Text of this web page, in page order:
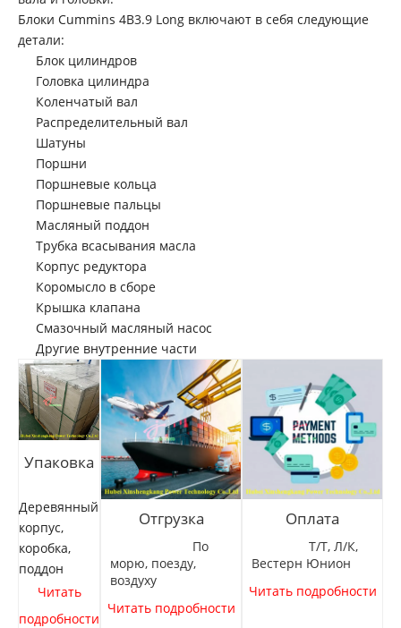
Блоки Cummins 4B3.9 Long включают в себя следующие
детали:
Блок цилиндров
Головка цилиндра
Коленчатый вал
Распределительный вал
Шатуны
Поршни
Поршневые кольца
Поршневые пальцы
Масляный поддон
Трубка всасывания масла
Корпус редуктора
Коромысло в сборе
Крышка клапана
Смазочный масляный насос
Другие внутренние части
Упаковка
Деревянный
корпус,
коробка,
поддон
Читать
подробности
Отгрузка
По
морю, поезду,
воздуху
Читать подробности
Оплата
Т/Т, Л/К,
Вестерн Юнион
Читать подробности